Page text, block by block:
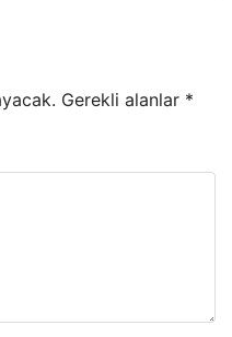
Gerekli alanlar *